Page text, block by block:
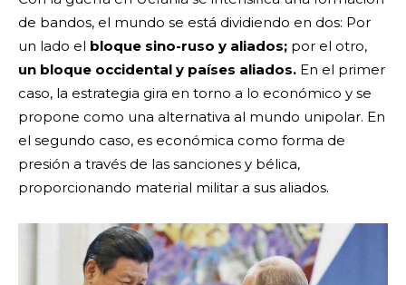
de bandos, el mundo se está dividiendo en dos: Por
un lado el bloque sino-ruso y aliados; por el otro,
un bloque occidental y países aliados. En el primer
caso, la estrategia gira en torno a lo económico y se
propone como una alternativa al mundo unipolar. En
el segundo caso, es económica como forma de
presión a través de las sanciones y bélica,
proporcionando material militar a sus aliados.